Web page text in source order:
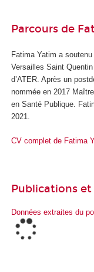
Parcours de
Fatima Yatim a
Versailles Saint
d’ATER. Après un
nommée en 2017
en Santé Publique.
2021.
CV complet de Fatima
Publications
Données extraites du